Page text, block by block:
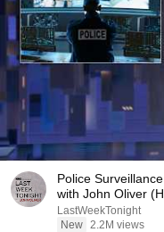
Police
with John Oliver
LastWeekTonight
New 2.2M views